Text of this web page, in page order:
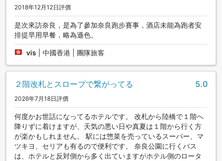
2018年12月12日評價
是次來訪奈良，是為了參加奈良跑步賽事，酒店未能為跑者安
排提早用早餐，略為遜色。
vis 中國香港 | 團隊旅客
２階改札とスロープで繋がってる 5.0
2026年7月18日評價
何度かお世話になってるホテルです。 改札から陸橋で１階へ
降りずに着けますが、天気の悪い日や真夏は１階から行く方
が楽かもしれません。 駅には惣菜を売っているスーパー、マ
ツキヨ、セリアも有るので便利です。 奈良公園に行くバス
は、ホテルと反対側から多く出ていますがホテル側のロータ